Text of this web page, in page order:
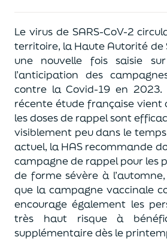
Le virus de SARS-CoV-2
territoire, la Haute Autorité de
une nouvelle fois saisie
l’anticipation des
contre la Covid-19 en 2023.
récente étude française vient
les doses de rappel sont
visiblement peu dans le
actuel, la HAS recommande
campagne de rappel pour les
de forme sévère à
que la campagne vaccinale
encourage également les
très haut risque à
supplémentaire dès le